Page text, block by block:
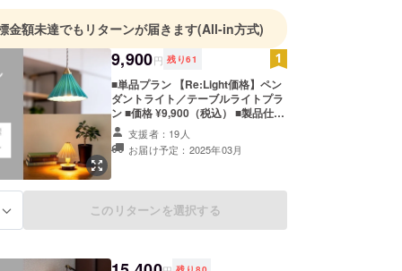
金額未達でもリターンが届きます(All-in方式)
9,900円 残り61
■単品プラン 【Re:Light価格】ペン
ダントライト／テーブルライトプラ
ン ■価格 ¥9,900（税込） ■製品仕様
▼ペンダントライト ・サイズ：幅
138×奥行138×全長1200mm ・重
量：470g ・材質：磁器、真鍮 ▼
ラン内容 ・ペンダントライトまたは
テーブルライトから1点選択 ・限定
支援者：19人
お届け予定：2025年03月
このリターンを選択する